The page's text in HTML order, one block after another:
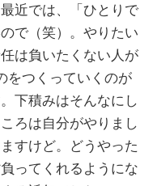
近では、「ひとりで
で（笑）。やりたい
は負いたくない人が
をつくっていくのが
下積みはそんなにし
ろは自分がやりまし
すけど。どうやった
ってくれるようにな